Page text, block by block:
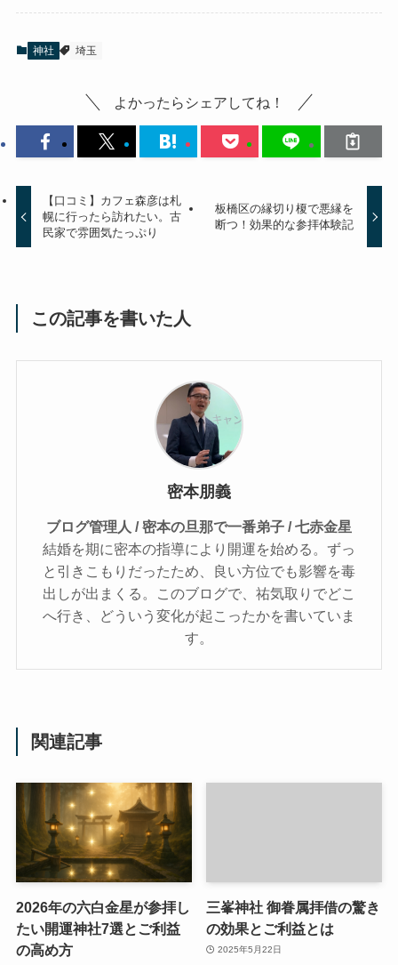
神社 埼玉
よかったらシェアしてね！
【口コミ】カフェ森彦は札
幌に行ったら訪れたい。古
民家で雰囲気たっぷり
板橋区の縁切り榎で悪縁を
断つ！効果的な参拝体験記
この記事を書いた人
密本朋義
ブログ管理人 / 密本の旦那で一番弟子 / 七赤金星
結婚を期に密本の指導により開運を始める。ずっ
と引きこもりだったため、良い方位でも影響を毒
出しが出まくる。このブログで、祐気取りでどこ
へ行き、どういう変化が起こったかを書いていま
す。
関連記事
2026年の六白金星が参拝し
たい開運神社7選とご利益
の高め方
三峯神社 御眷属拝借の驚き
の効果とご利益とは
2025年5月22日